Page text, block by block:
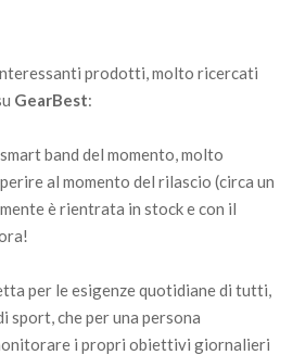
prodotti, molto ricercati
GearBest:
band del momento, molto
al momento del rilascio (circa un
è rientrata in stock e con il
per le esigenze quotidiane di tutti,
sport, che per una persona
i propri obiettivi giornalieri